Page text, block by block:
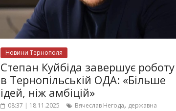
Новини Тернополя
Степан Куйбіда завершує роботу
в Тернопільській ОДА: «Більше
ідей, ніж амбіцій»
08:37 | 18.11.2025 Вячеслав Негода, державна